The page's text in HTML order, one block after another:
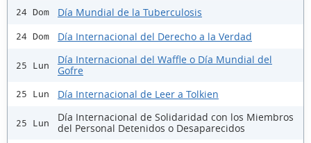
24 Dom Día Mundial de la Tuberculosis
24 Dom Día Internacional del Derecho a la Verdad
25 Lun
Día Internacional del Waffle o Día Mundial del
Gofre
25 Lun Día Internacional de Leer a Tolkien
25 Lun
Día Internacional de Solidaridad con los Miembros
del Personal Detenidos o Desaparecidos